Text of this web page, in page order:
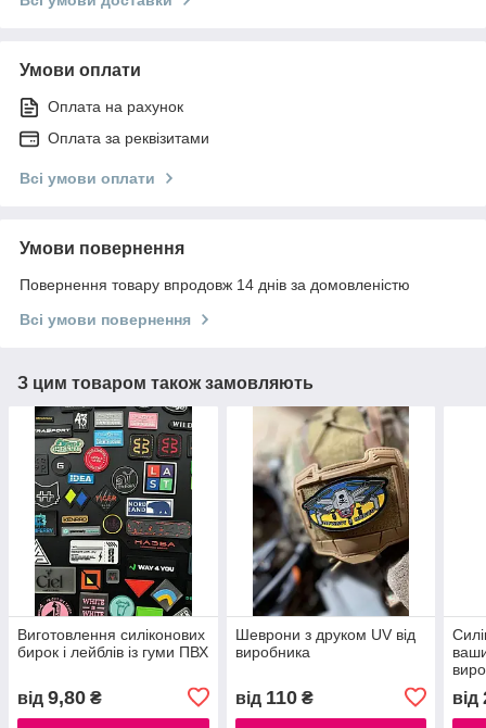
Умови оплати
Оплата на рахунок
Оплата за реквізитами
Всі умови оплати
Умови повернення
Повернення товару впродовж 14 днів за домовленістю
Всі умови повернення
З цим товаром також замовляють
Виготовлення силіконових
бирок і лейблів із гуми ПВХ
від 9,80 ₴
Шеврони з друком UV від
виробника
від 110₴ від